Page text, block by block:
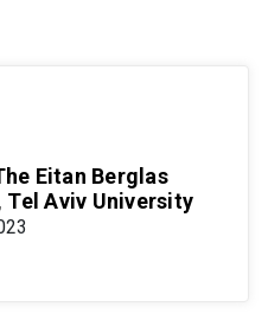
Eitan Berglas
Aviv University